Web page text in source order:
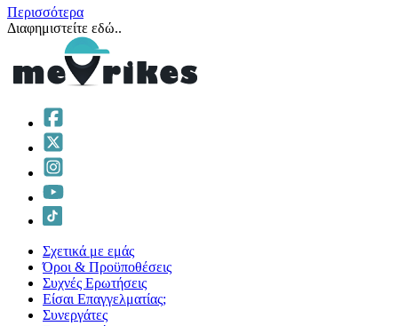
Περισσότερα
Διαφημιστείτε εδώ..
Σχετικά με εμάς
Όροι & Προϋποθέσεις
Συχνές Ερωτήσεις
Είσαι Επαγγελματίας;
Συνεργάτες